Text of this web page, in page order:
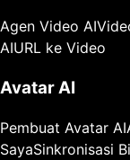
Agen Video AI
AIURL ke Video
Avatar AI
Pembuat Avatar AI
SayaSinkronisasi